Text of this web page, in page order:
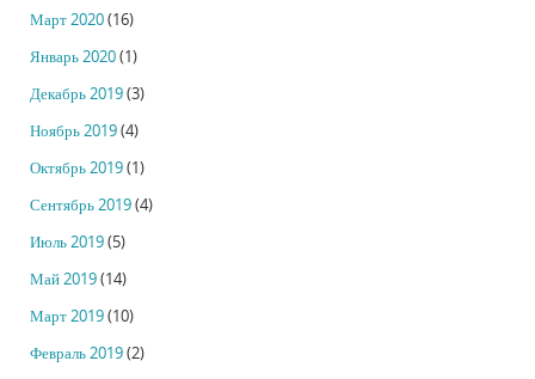
Март 2020(16)
Январь 2020(1)
Декабрь 2019(3)
Ноябрь 2019(4)
Октябрь 2019(1)
Сентябрь 2019(4)
Июль 2019(5)
Май 2019(14)
Март 2019(10)
Февраль 2019(2)